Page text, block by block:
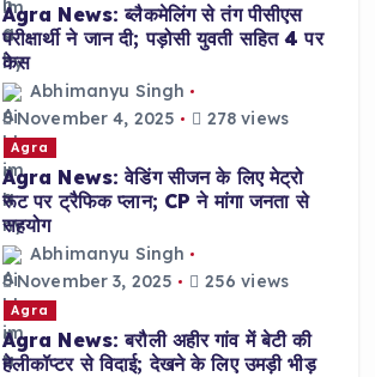
Agra News: ब्लैकमेलिंग से तंग पीसीएस
परीक्षार्थी ने जान दी; पड़ोसी युवती सहित 4 पर
केस
Abhimanyu Singh
November 4, 2025
278 views
Agra
Agra News: वेडिंग सीजन के लिए मेट्रो
रूट पर ट्रैफिक प्लान; CP ने मांगा जनता से
सहयोग
Abhimanyu Singh
November 3, 2025
256 views
Agra
Agra News: बरौली अहीर गांव में बेटी की
हेलीकॉप्टर से विदाई; देखने के लिए उमड़ी भीड़